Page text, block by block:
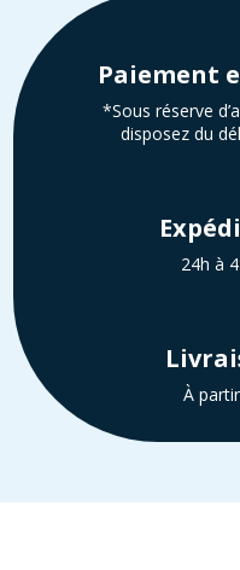
Paiement
*Sous réserve
disposez du
24h à
À